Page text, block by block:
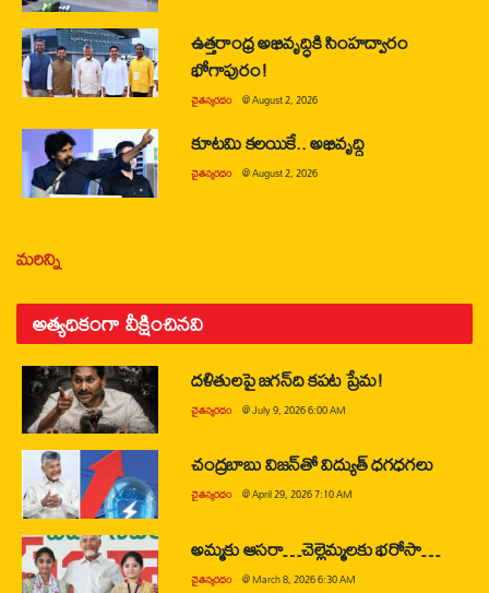
ఉత్తరాంధ్ర అభివృద్ధికి సింహద్వారం
భోగాపురం!
చైతన్యరధం @August 2, 2026
కూటమి కలయికే.. అభివృద్ధి
చైతన్యరధం @August 2, 2026
మరిన్ని
అత్యధికంగా వీక్షించినవి
దళితులపై జగన్‌ది కపట ప్రేమ!
చైతన్యరధం @July 9, 2026 6:00 AM
చంద్రబాబు విజన్‌తో విద్యుత్ ధగధగలు
చైతన్యరధం @April 29, 2026 7:10 AM
అమ్మకు ఆసరా…చెల్లెమ్మలకు భరోసా…
చైతన్యరధం @March 8, 2026 6:30 AM